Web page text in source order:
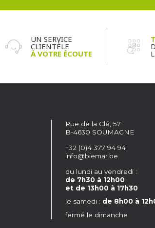
UN SERVICE
CLIENTÈLE
À VOTRE ÉCOUTE
Rue de la Clé, 57
B-4630 SOUMAGNE
+32 (0)4 377 94 94
info@biemar.be
du lundi au vendredi :
de 7h30 à 12h00
et de 13h00 à 17h30
le samedi : de 8h00 à
fermé le dimanche